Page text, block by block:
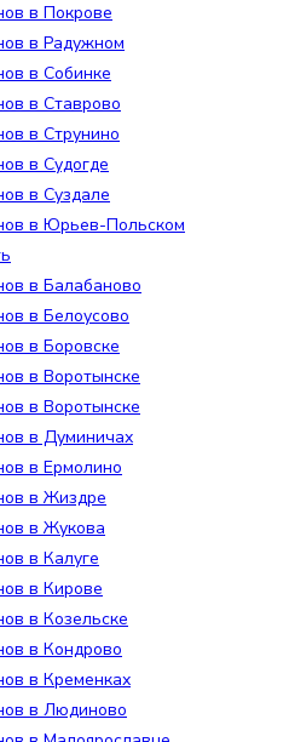
в Покрове
в Радужном
в Собинке
в Ставрово
в Струнино
в Судогде
в Суздале
в Юрьев-Польском
в Балабаново
в Белоусово
в Боровске
в Воротынске
в Воротынске
в Думиничах
в Ермолино
в Жиздре
в Жукова
в Калуге
в Кирове
в Козельске
в Кондрово
в Кременках
в Людиново